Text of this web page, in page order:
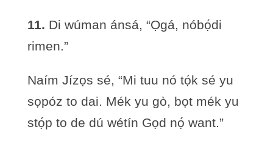
11. Di wúman ánsá, “Ọgá, nóbọ́di
rimen.”
Naím Jízọs sé, “Mi tuu nó tọ́k sé yu
sọpóz to dai. Mék yu gò, bọt mék yu
stọ́p to de dú wétín Gọd nọ́ want.”